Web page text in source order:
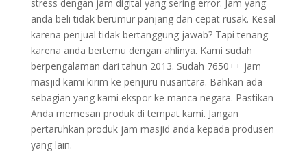
stress dengan jam digital yang sering error. Jam yang
anda beli tidak berumur panjang dan cepat rusak. Kesal
karena penjual tidak bertanggung jawab? Tapi tenang
karena anda bertemu dengan ahlinya. Kami sudah
berpengalaman dari tahun 2013. Sudah 7650++ jam
masjid kami kirim ke penjuru nusantara. Bahkan ada
sebagian yang kami ekspor ke manca negara. Pastikan
Anda memesan produk di tempat kami. Jangan
pertaruhkan produk jam masjid anda kepada produsen
yang lain.